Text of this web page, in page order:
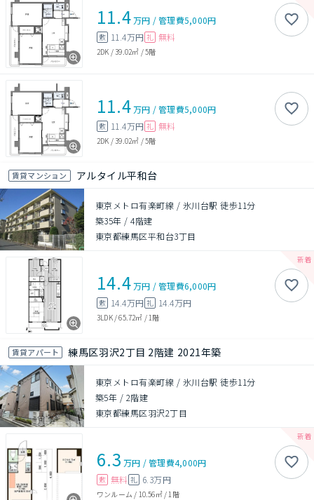
11.4万円 /管理費5,000円
敷 11.4万円 礼 無料
2DK /39.02㎡ /5階
11.4万円 /管理費5,000円
敷 11.4万円 礼 無料
2DK /39.02㎡ /5階
賃貸マンション アルタイル平和台
東京メトロ有楽町線 / 氷川台駅 徒歩11分
築35年 /4階建
東京都練馬区平和台3丁目
14.4万円 /管理費6,000円
敷 14.4万円 礼 14.4万円
3LDK/65.72㎡ / 1階
賃貸アパート 練馬区羽沢2丁目 2階建 2021年築
東京メトロ有楽町線 / 氷川台駅 徒歩11分
築5年 / 2階建
東京都練馬区羽沢2丁目
6.3 万円 /管理費4,000円
敷 無料 礼 6.3万円
ワンルーム / 10.56㎡/ 1階